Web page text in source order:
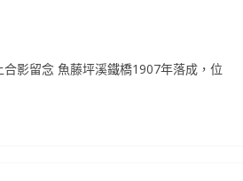
影留念 魚藤坪溪鐵橋1907年落成，位